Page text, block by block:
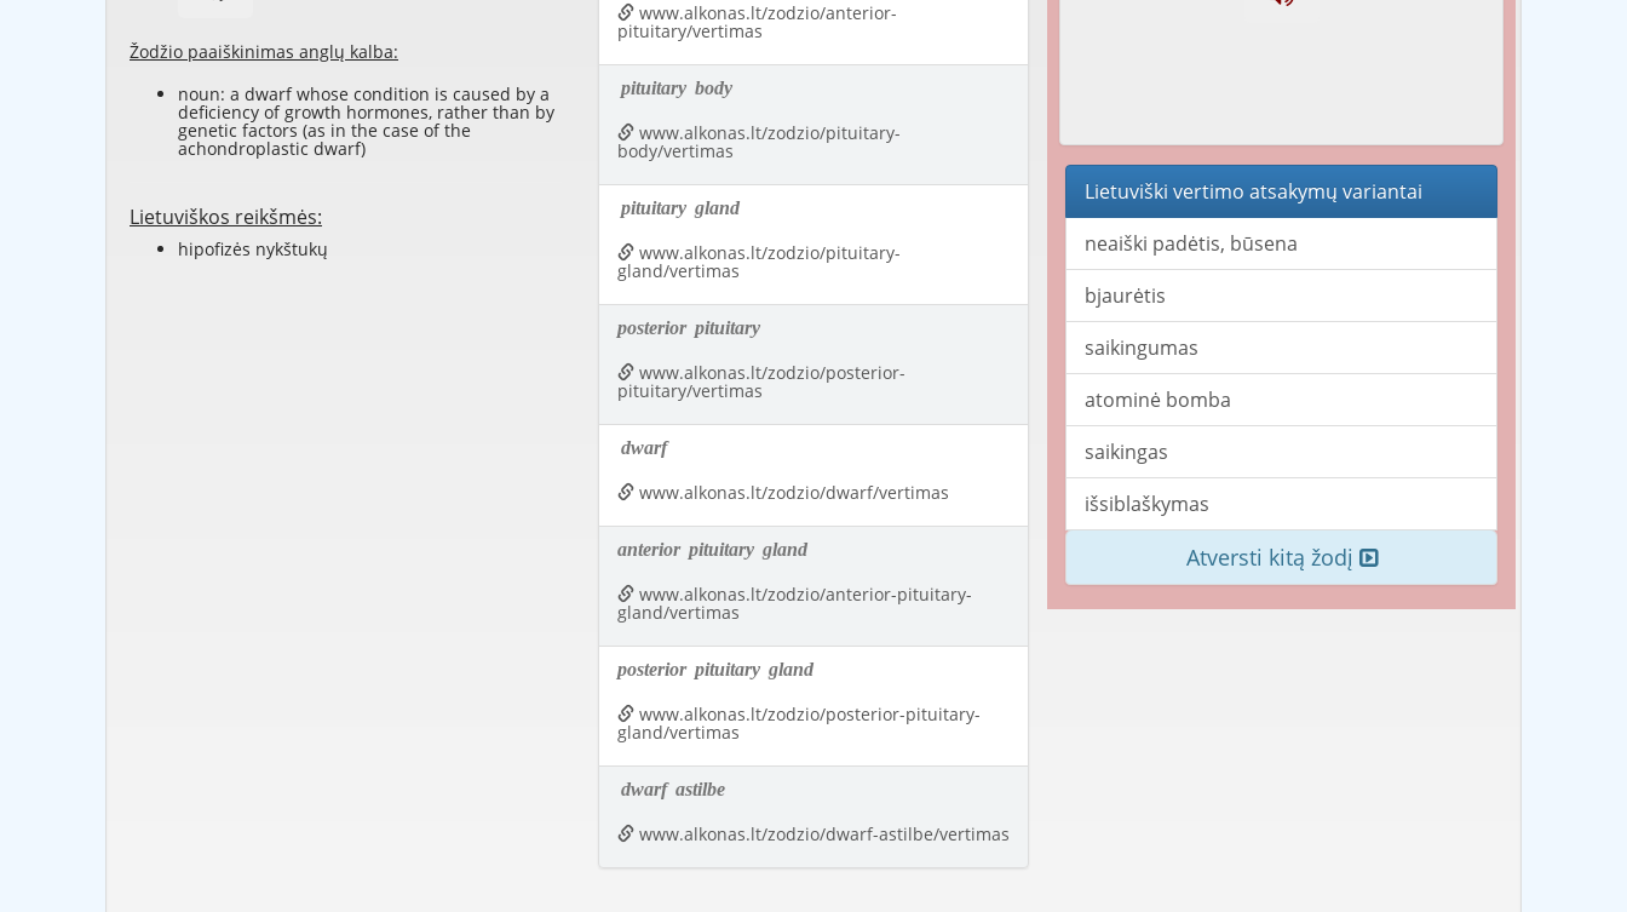
Žodžio paaiškinimas anglų kalba:
noun: a dwarf whose condition is caused by a
deficiency of growth hormones, rather than by
genetic factors (as in the case of the
achondroplastic dwarf)
Lietuviškos reikšmės:
hipofizės nykštukų
www.alkonas.lt/zodzio/anterior-
pituitary/vertimas
pituitary body
www.alkonas.lt/zodzio/pituitary-
body/vertimas
pituitary gland
www.alkonas.lt/zodzio/pituitary-
gland/vertimas
posterior pituitary
www.alkonas.lt/zodzio/posterior-
pituitary/vertimas
dwarf
www.alkonas.lt/zodzio/dwarf/vertimas
anterior pituitary gland
www.alkonas.lt/zodzio/anterior-pituitary-
gland/vertimas
posterior pituitary gland
www.alkonas.lt/zodzio/posterior-pituitary-
gland/vertimas
dwarf astilbe
www.alkonas.lt/zodzio/dwarf-astilbe/vertimas
Lietuviški vertimo atsakymų variantai
neaiški padėtis, būsena
bjaurėtis
saikingumas
atominė bomba
saikingas
išsiblaškymas
Atversti kitą žodį